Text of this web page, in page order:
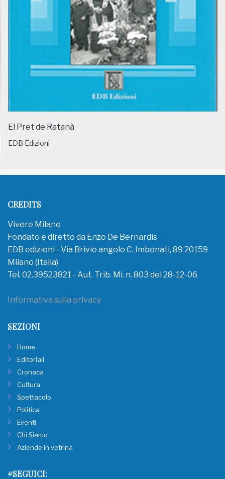
El Pret de Ratanà
EDB Edizioni
CREDITS
Vivere Milano
Fondato e diretto da Enzo De Bernardis
EDB edizioni - Via Brivio angolo C. Imbonati, 89 20159
Milano (Italia)
Tel. 02.39523821 - Aut. Trib. Mi. n. 803 del 28-12-06
Informativa sulla privacy
SEZIONI
Home
Editoriali
Cronaca
Cultura
Spettacolo
Politica
Eventi
Chi Siamo
Aziende in vetrina
#SEGUICI: